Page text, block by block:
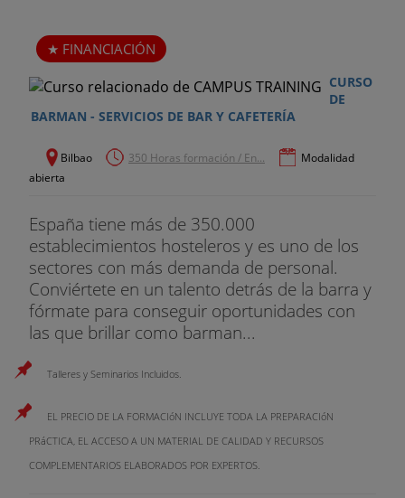
FINANCIACIÓN
CURSO
DE
BARMAN - SERVICIOS DE BAR Y CAFETERÍA
Bilbao 350 Horas formación / En...
Modalidad
abierta
España tiene más de 350.000
establecimientos hosteleros y es uno de los
sectores con más demanda de personal.
Conviértete en un talento detrás de la barra y
fórmate para conseguir oportunidades con
las que brillar como barman...
Talleres y Seminarios Incluidos.
EL PRECIO DE LA FORMACIóN INCLUYE TODA LA PREPARACIóN
PRáCTICA, EL ACCESO A UN MATERIAL DE CALIDAD Y RECURSOS
COMPLEMENTARIOS ELABORADOS POR EXPERTOS.